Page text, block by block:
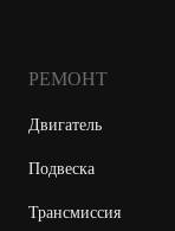
РЕМОНТ
Двигатель
Подвеска
Трансмиссия